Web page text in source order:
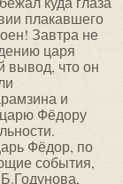
плакавшего
Завтра не
царя
вывод, что он
и
царю Фёдору
Фёдор, по
события,